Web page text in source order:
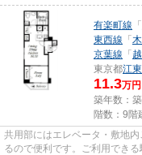
有楽町線 「
東西線 「
京葉線 「
東京都江
11.3万円
築年数：
階数：9階
共用部にはエレベータ・敷地
るので便利です。ご利用でき